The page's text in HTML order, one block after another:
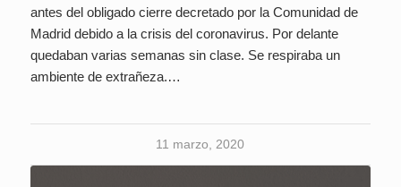
antes del obligado cierre decretado por la Comunidad de
Madrid debido a la crisis del coronavirus. Por delante
quedaban varias semanas sin clase. Se respiraba un
ambiente de extrañeza.…
11 marzo, 2020